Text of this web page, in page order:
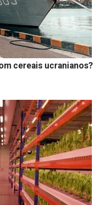
cereais ucranianos?